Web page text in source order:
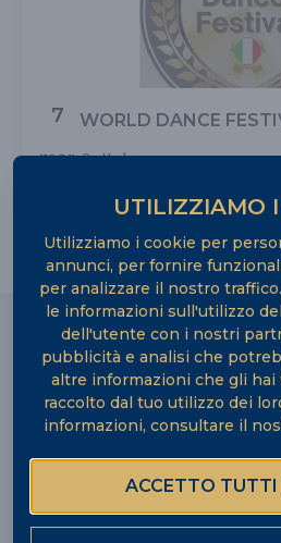
7
mar
WORLD DANCE
Italy
End Date: 14 marzo 2027
Iscriviti alla nostra e-newsletter
UTILIZZIAMO
Utilizziamo i cookie per
annunci, per fornire
per analizzare il nostro
le informazioni sull'utilizzo
dell'utente con i nostri
pubblicità e analisi che
altre informazioni che gli
raccolto dal tuo utilizzo dei
informazioni, consultare il
ACCETTO TUTTI